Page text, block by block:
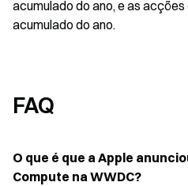
acumulado do ano, e as
acumulado do ano.
FAQ
O que é que a Apple
Compute na WWDC?